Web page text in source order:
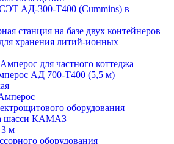
АД-300-Т400 (Cummins) в
станция на базе двух контейнеров
хранения литий-ионных
для частного коттеджа
АД 700-Т400 (5,5 м)
оборудования
шасси КАМАЗ
м
оборудования